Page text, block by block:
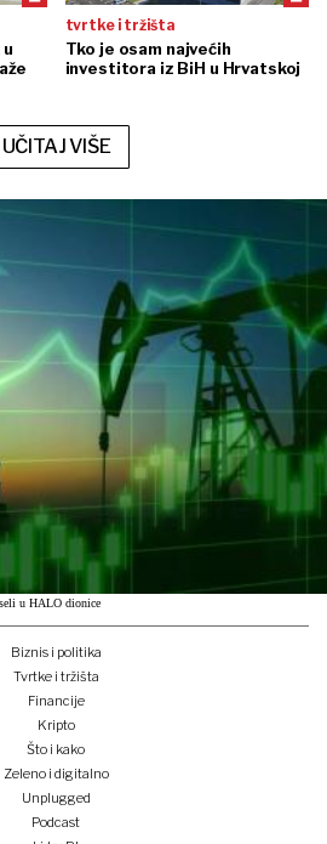
tvrtke i tržišta
Tko je osam najvećih
investitora iz BiH u Hrvatskoj
UČITAJ VIŠE
u HALO dionice
Biznis i politika
Tvrtke i tržišta
Financije
Kripto
Što i kako
Zeleno i digitalno
Unplugged
Podcast